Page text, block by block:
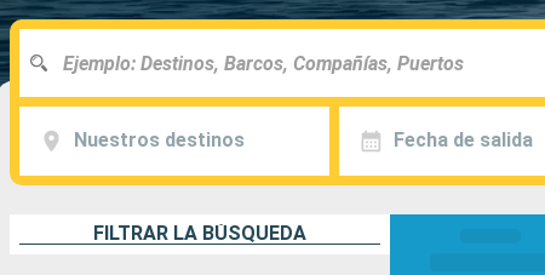
Nuestros destinos Fecha de salida
FILTRAR LA BÚSQUEDA